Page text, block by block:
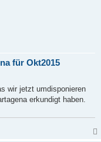
für Okt2015
wir jetzt umdisponieren
erkundigt haben.